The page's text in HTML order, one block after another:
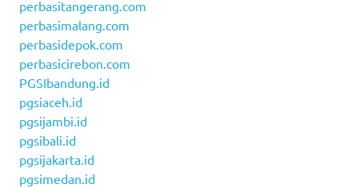
perbasitangerang.com
perbasimalang.com
perbasidepok.com
perbasicirebon.com
PGSIbandung.id
pgsiaceh.id
pgsijambi.id
pgsibali.id
pgsijakarta.id
pgsimedan.id